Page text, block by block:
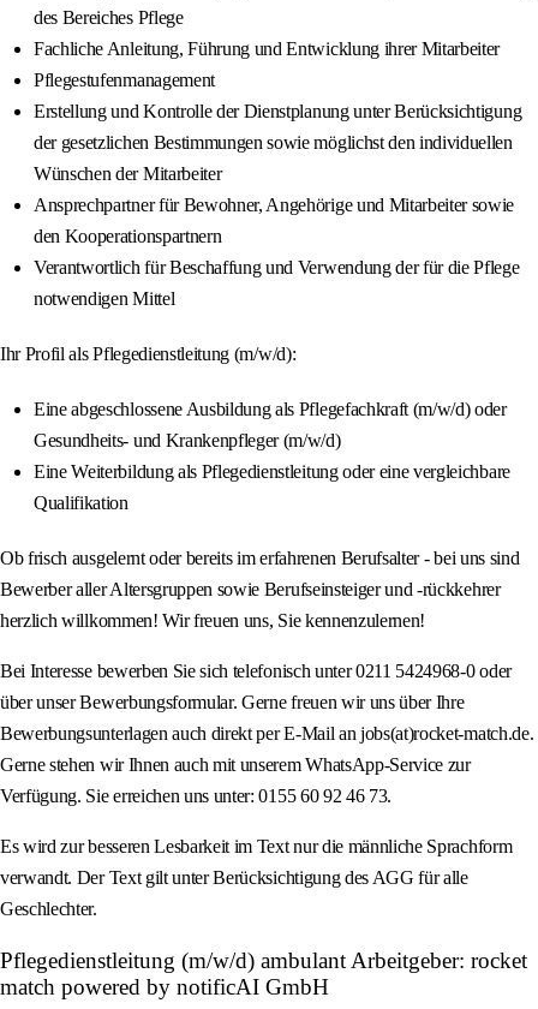
des Bereiches Pflege
Fachliche Anleitung, Führung und Entwicklung ihrer Mitarbeiter
Pflegestufenmanagement
Erstellung und Kontrolle der Dienstplanung unter Berücksichtigung
der gesetzlichen Bestimmungen sowie möglichst den individuellen
Wünschen der Mitarbeiter
Ansprechpartner für Bewohner, Angehörige und Mitarbeiter sowie
den Kooperationspartnern
Verantwortlich für Beschaffung und Verwendung der für die Pflege
notwendigen Mittel
Ihr Profil als Pflegedienstleitung (m/w/d):
Eine abgeschlossene Ausbildung als Pflegefachkraft (m/w/d) oder
Gesundheits- und Krankenpfleger (m/w/d)
Eine Weiterbildung als Pflegedienstleitung oder eine vergleichbare
Qualifikation
Ob frisch ausgelernt oder bereits im erfahrenen Berufsalter - bei uns sind
Bewerber aller Altersgruppen sowie Berufseinsteiger und -rückkehrer
herzlich willkommen! Wir freuen uns, Sie kennenzulernen!
Bei Interesse bewerben Sie sich telefonisch unter 0211 5424968-0 oder
über unser Bewerbungsformular. Gerne freuen wir uns über Ihre
Bewerbungsunterlagen auch direkt per E-Mail an jobs(at)rocket-match.de.
Gerne stehen wir Ihnen auch mit unserem WhatsApp-Service zur
Verfügung. Sie erreichen uns unter: 0155 60 92 46 73.
Es wird zur besseren Lesbarkeit im Text nur die männliche Sprachform
verwandt. Der Text gilt unter Berücksichtigung des AGG für alle
Geschlechter.
Pflegedienstleitung (m/w/d) ambulant Arbeitgeber: rocket
match powered by notificAI GmbH